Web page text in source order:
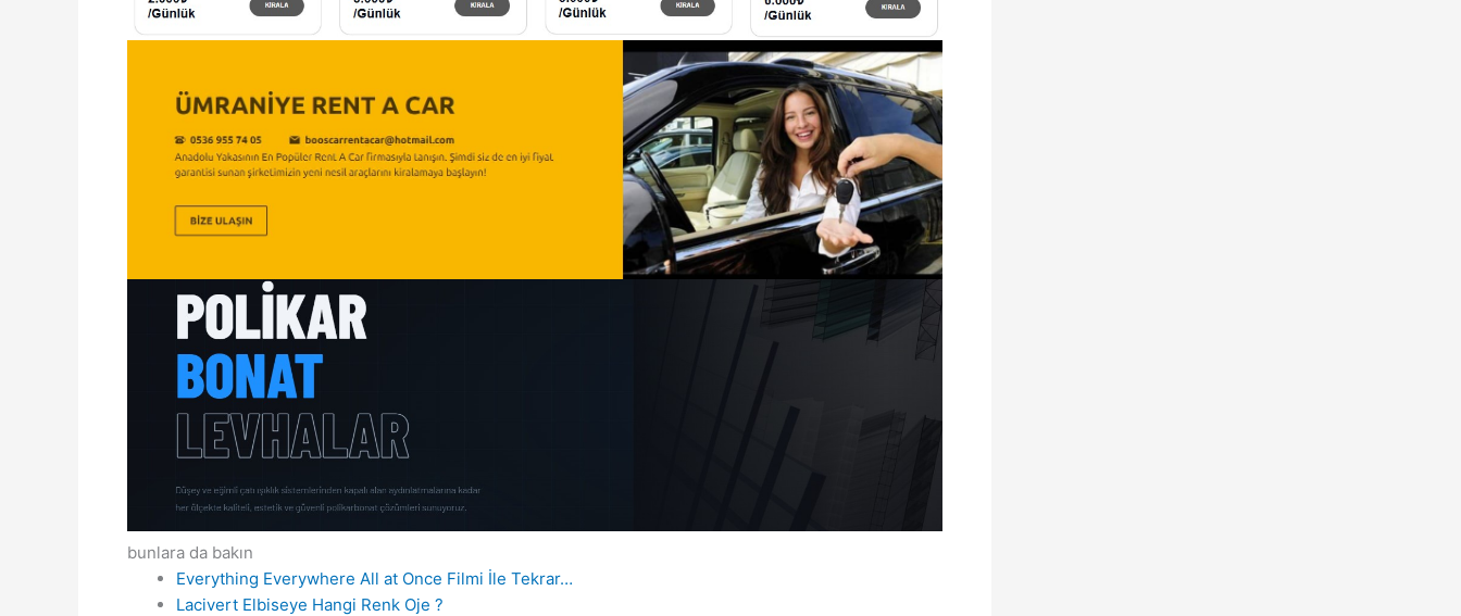
bunlara da bakın
Everything Everywhere All at Once Filmi İle Tekrar…
Lacivert Elbiseye Hangi Renk Oje ?